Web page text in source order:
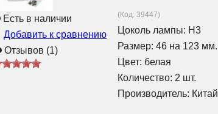
Есть в наличии
Добавить к сравнению
Отзывов (1)
(Код: 39447)
Цоколь лампы: H3
Размер: 46 на 123 мм.
Цвет: белая
Количество: 2 шт.
Производитель: Китай